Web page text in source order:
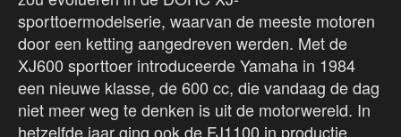
sporttoermodelserie, waarvan de meeste motoren
door een ketting aangedreven werden. Met de
XJ600 sporttoer introduceerde Yamaha in 1984
een nieuwe klasse, de 600 cc, die vandaag de dag
niet meer weg te denken is uit de motorwereld. In
hetzelfde jaar ging ook de FJ1100 in productie.